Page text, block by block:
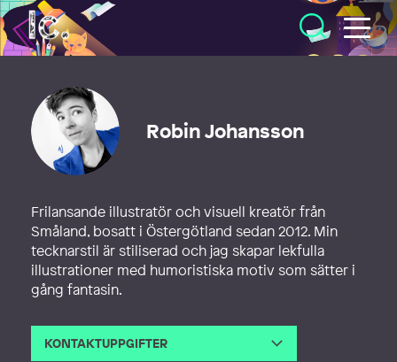
Illustratörcentrum
Robin Johansson
Frilansande illustratör och visuell kreatör från
Småland, bosatt i Östergötland sedan 2012. Min
tecknarstil är stiliserad och jag skapar lekfulla
illustrationer med humoristiska motiv som sätter i
gång fantasin.
KONTAKTUPPGIFTER